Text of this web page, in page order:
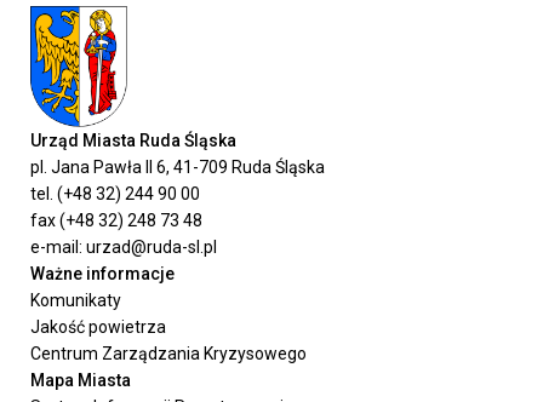
Urząd Miasta Ruda Śląska
pl. Jana Pawła II 6, 41-709 Ruda Śląska
tel. (+48 32) 244 90 00
fax (+48 32) 248 73 48
e-mail: urzad@ruda-sl.pl
Ważne informacje
Komunikaty
Jakość powietrza
Centrum Zarządzania Kryzysowego
Mapa Miasta